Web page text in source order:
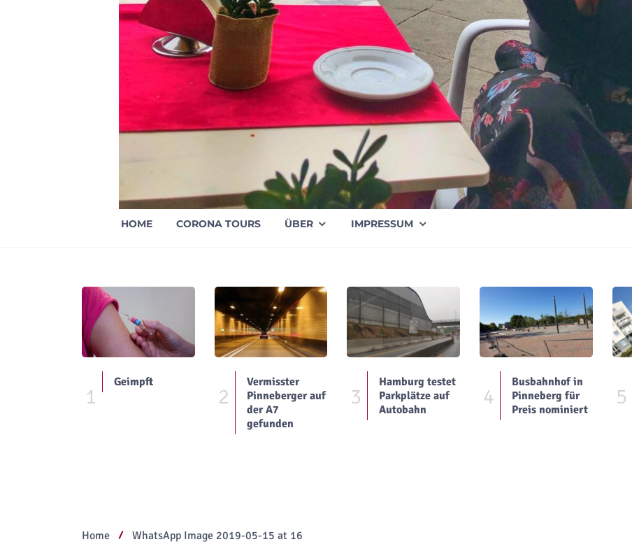
HOME CORONA TOURS ÜBER IMPRESSUM
1
Geimpft
2
Vermisster
Pinneberger auf
der A7
gefunden
3
Hamburg testet
Parkplätze auf
Autobahn
4
Busbahnhof in
Pinneberg für
Preis nominiert
5
Home WhatsApp Image 2019-05-15 at 16